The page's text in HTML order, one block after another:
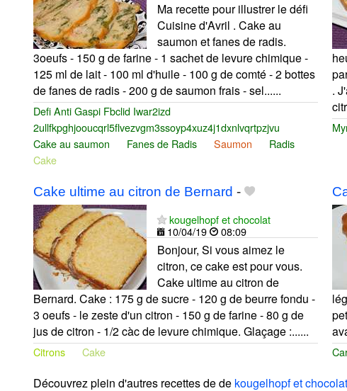
Ma recette pour illustrer le défi
Cuisine d'Avril . Cake au
saumon et fanes de radis.
3oeufs - 150 g de farine - 1 sachet de levure chimique -
125 ml de lait - 100 ml d'huile - 100 g de comté - 2 bottes
de fanes de radis - 200 g de saumon frais - sel......
Defi Anti Gaspi Fbclid Iwar2izd
2ullfkpghjooucqrl5flvezvgm3ssoyp4xuz4j1dxnlvqrtpzjvu
Cake au saumon
Fanes de Radis Saumon
Radis
Cake
.
Cake ultime au citron de Bernard -
kougelhopf et chocolat
10/04/19
08:09
Bonjour, Si vous aimez le
citron, ce cake est pour vous.
Cake ultime au citron de
Bernard. Cake : 175 g de sucre - 120 g de beurre fondu -
3 oeufs - le zeste d'un citron - 150 g de farine - 80 g de
jus de citron - 1/2 càc de levure chimique. Glaçage :......
Citrons Cake
Découvrez plein d'autres recettes dede kougelhopf et chocolat